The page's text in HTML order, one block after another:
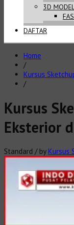
3D
DAFTAR
Home
/
Kursus
/
Kursus
Eksterior
Standard / byKursus